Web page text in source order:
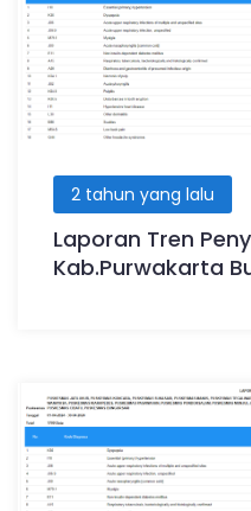
2 tahun yang lalu
Laporan Tren
Kab.Purwakarta